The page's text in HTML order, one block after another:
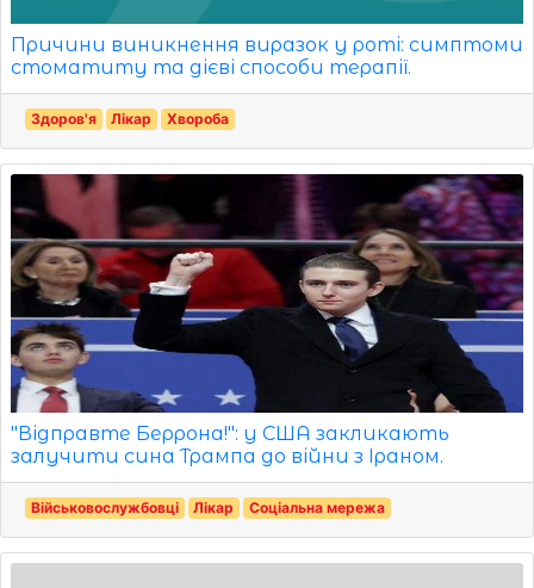
Причини виникнення виразок у роті: симптоми
стоматиту та дієві способи терапії.
Здоров'я Лікар Хвороба
"Відправте Беррона!": у США закликають
залучити сина Трампа до війни з Іраном.
Військовослужбовці Лікар Соціальна мережа